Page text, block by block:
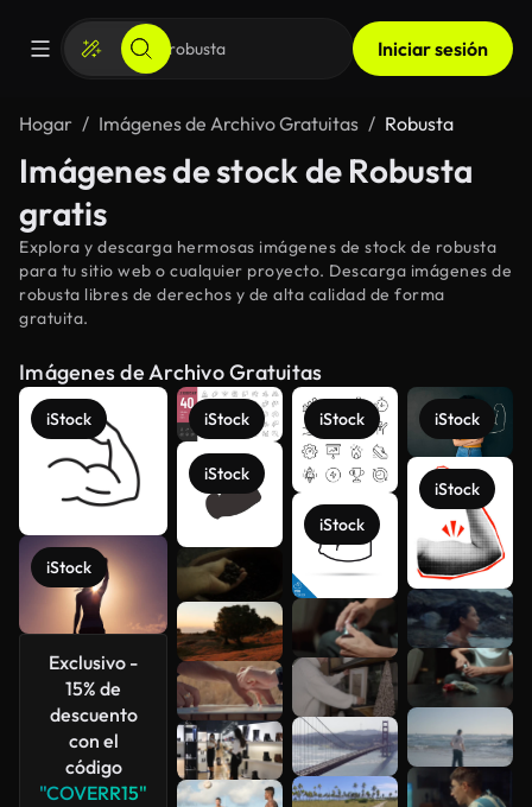
Iniciar sesión
Hogar Imágenes de Archivo Gratuitas Robusta
Imágenes de stock de Robusta
gratis
Explora y descarga hermosas imágenes de stock de robusta
para tu sitio web o cualquier proyecto. Descarga imágenes de
robusta libres de derechos y de alta calidad de forma
gratuita.
Imágenes de Archivo Gratuitas
iStock
iStock
Exclusivo -
15% de
descuento
con el
código
"COVERR15"
iStock
iStock
iStock
iStock
iStock
iStock
Ver más